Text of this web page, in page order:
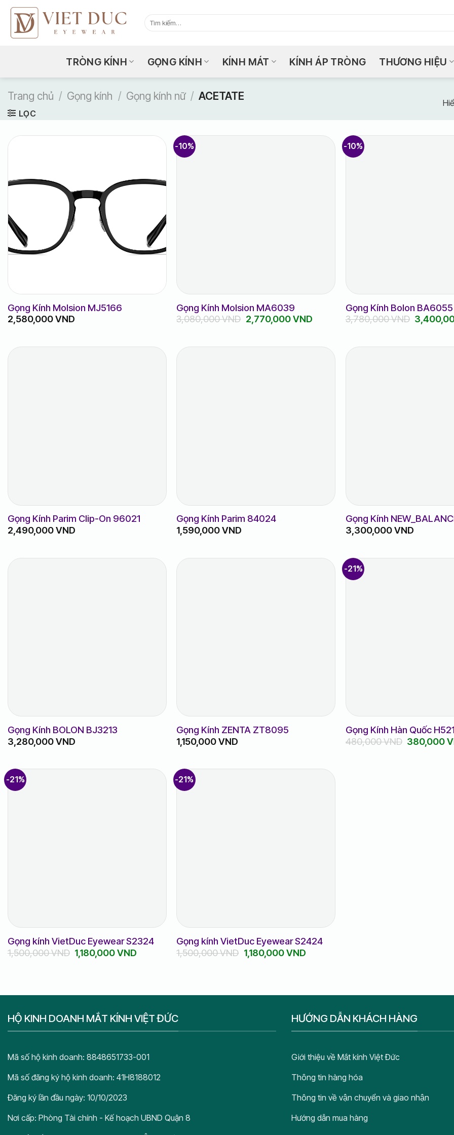
TRÒNG KÍNH GỌNG KÍNH KÍNH MÁT KÍNH ÁP TRÒNG THƯƠNG HIỆU
Trang chủ / Gọng kính / Gọng kính nữ / ACETATE
LỌC
Gọng Kính Molsion MJ5166
2,580,000VND
-10%
Gọng Kính Molsion MA6039
3,080,000VND Giá
gốc
3,080,000 VND.
2,770,000VNDGiá
là:
2,770,000 VND.
-10%
Gọng Kính Bolon BA6055
3,780,000VND Giá
gốc
Gọng Kính Parim Clip-On 96021
2,490,000VND
Gọng Kính Parim 84024
1,590,000VND
Gọng Kính
3,300,000VND
Gọng Kính BOLON BJ3213
3,280,000VND
Gọng Kính ZENTA ZT8095
1,150,000VND
-21%
Gọng Kính Hàn Quốc
480,000VND Giá
380,000
-21%
Gọng kính VietDuc Eyewear S2324
1,500,000VND Giá
gốc
1,180,000VND
-21%
Gọng kính VietDuc Eyewear S2424
1,500,000VND Giá
gốc
1,180,000VNDGiá
HỘ KINH DOANH MẮT KÍNH VIỆT ĐỨC
Mã số hộ kinh doanh: 8848651733-001
Mã số đăng ký hộ kinh doanh: 41H8188012
Đăng ký lần đầu ngày: 10/10/2023
Nơi cấp: Phòng Tài chính - Kế hoạch UBND Quận 8
HƯỚNG DẪN KHÁCH HÀNG
Giới thiệu về Mắt kính Việt Đức
Thông tin hàng hóa
Thông tin về vận chuyển và giao nhận
Hướng dẫn mua hàng